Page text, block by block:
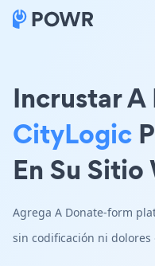
Incrustar
CityLogic
En Su Sitio
Agrega A Donate-form
sin codificación ni dolores